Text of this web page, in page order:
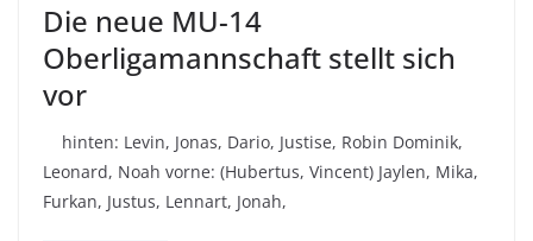
Die neue MU-14
Oberligamannschaft stellt sich
vor
hinten: Levin, Jonas, Dario, Justise, Robin Dominik,
Leonard, Noah vorne: (Hubertus, Vincent) Jaylen, Mika,
Furkan, Justus, Lennart, Jonah,